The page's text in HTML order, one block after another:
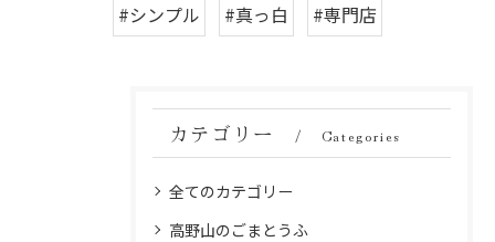
#シンプル
#真っ白 #専門店
カテゴリー Categories
全てのカテゴリー
高野山のごまとうふ